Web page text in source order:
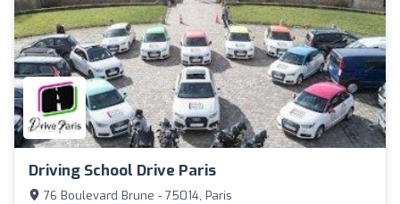
Driving School Drive Paris
76 Boulevard Brune - 75014, Paris